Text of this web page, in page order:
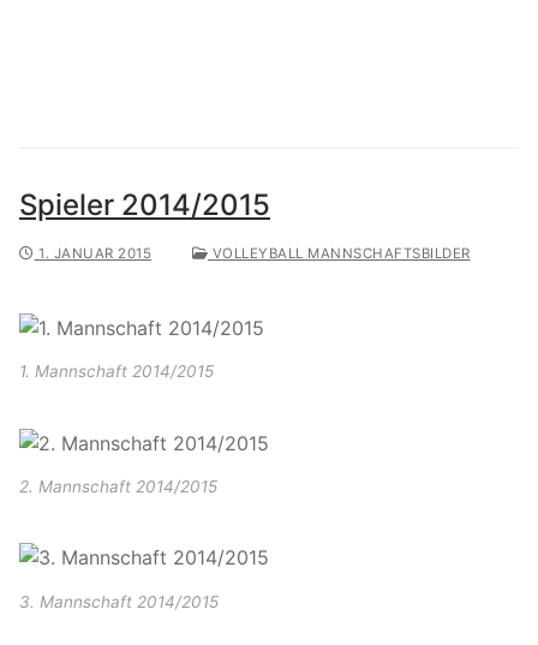
Spieler 2014/2015
1. JANUAR 2015 VOLLEYBALL MANNSCHAFTSBILDER
1. Mannschaft 2014/2015
2. Mannschaft 2014/2015
3. Mannschaft 2014/2015